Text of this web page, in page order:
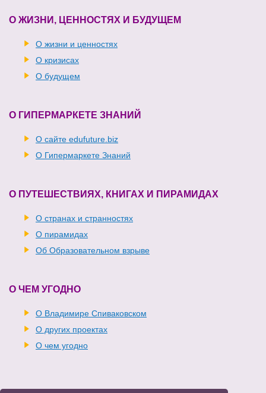
О ЖИЗНИ, ЦЕННОСТЯХ И БУДУЩЕМ
О жизни и ценностях
О кризисах
О будущем
О ГИПЕРМАРКЕТЕ ЗНАНИЙ
О сайте edufuture.biz
О Гипермаркете Знаний
О ПУТЕШЕСТВИЯХ, КНИГАХ И ПИРАМИДАХ
О странах и странностях
О пирамидах
Об Образовательном взрыве
О ЧЕМ УГОДНО
О Владимире Спиваковском
О других проектах
О чем угодно